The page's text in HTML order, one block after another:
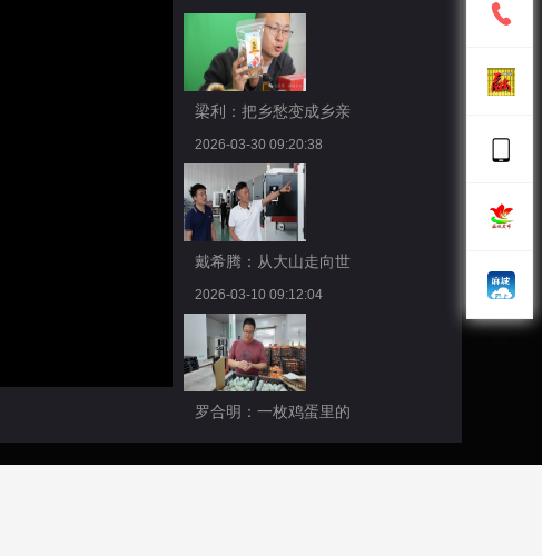
梁利：把乡愁变成乡亲
2026-03-30 09:20:38
戴希腾：从大山走向世
2026-03-10 09:12:04
罗合明：一枚鸡蛋里的
2026-02-11 08:47:03